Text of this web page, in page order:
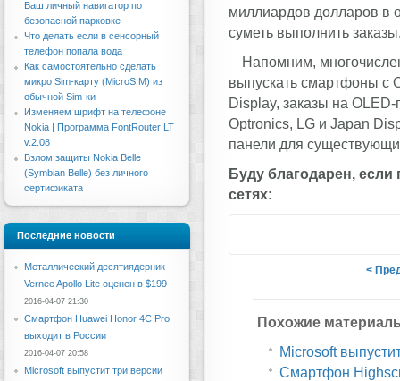
миллиардов долларов в
суметь выполнить
Напомним,
выпускать смартфоны с
Display, заказы на OLED-
Optronics, LG и Japan
панели для
Буду благодарен, если
сетях:
<
Похожие
Microsoft
Смартфон
Ваш личный навигатор по
безопасной парковке
Что делать если в сенсорный
телефон попала вода
Как самостоятельно сделать
микро Sim-карту (MicroSIM) из
обычной Sim-ки
Изменяем шрифт на телефоне
Nokia | Программа FontRouter LT
v.2.08
Взлом защиты Nokia Belle
(Symbian Belle) без личного
сертификата
Последние новости
Металлический десятиядерник
Vernee Apollo Lite оценен в $199
2016-04-07 21:30
Смартфон Huawei Honor 4C Pro
выходит в России
2016-04-07 20:58
Microsoft выпустит три версии